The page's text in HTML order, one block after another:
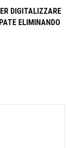
DIGITALIZZARE
ELIMINANDO